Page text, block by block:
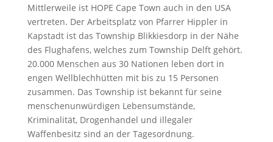
Mittlerweile ist HOPE Cape Town auch in den USA
vertreten. Der Arbeitsplatz von Pfarrer Hippler in
Kapstadt ist das Township Blikkiesdorp in der Nähe
des Flughafens, welches zum Township Delft gehört.
20.000 Menschen aus 30 Nationen leben dort in
engen Wellblechhütten mit bis zu 15 Personen
zusammen. Das Township ist bekannt für seine
menschenunwürdigen Lebensumstände,
Kriminalität, Drogenhandel und illegaler
Waffenbesitz sind an der Tagesordnung.